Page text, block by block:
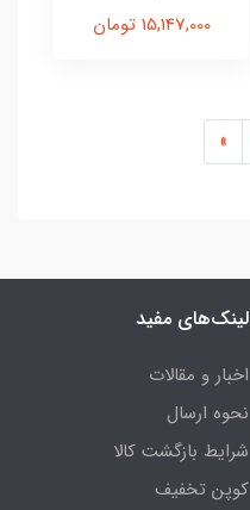
15,147,000 تومان
»
لینک‌های مفید
اخبار و مقالات
نحوه ارسال
شرایط بازگشت کالا
کوپن تخفیف